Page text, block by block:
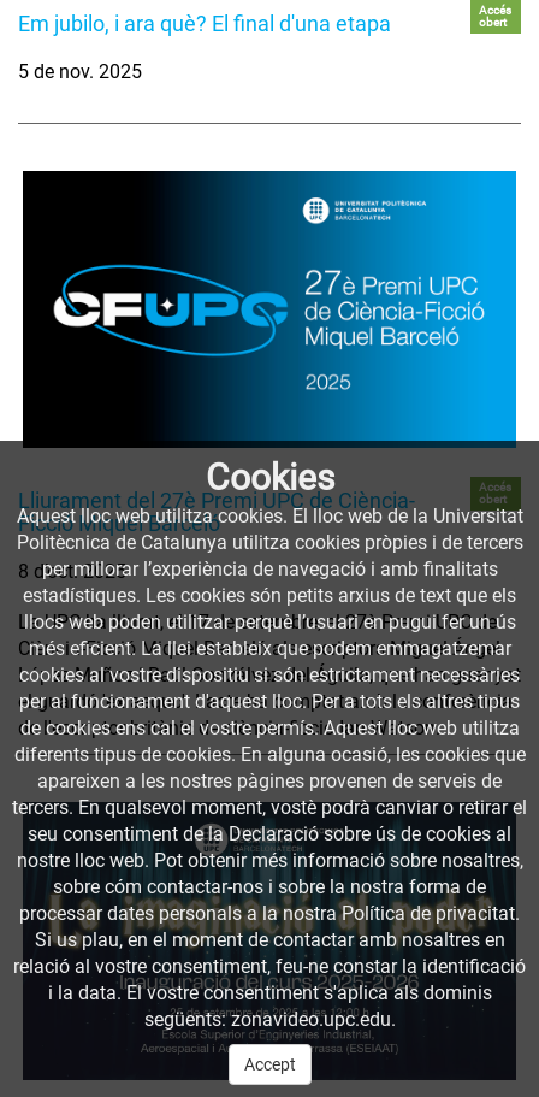
Em jubilo, i ara què? El final d'una etapa
Accés
obert
5 de nov. 2025
Lliurament del 27è Premi UPC de Ciència-
Ficció Miquel Barceló
Accés
obert
8 d’oct. 2025
La UPC ha lliurat, el 17 de setembre, el 27è Premi UPC de
Ciència-Ficció Miquel Barceló als escriptors Miguel Ángel
López Muñoz i Raúl Gonzálvez del Águila, que han guanyat
el guardó 'ex aequo'. L’acte ha comptat amb la conferència
de l'escriptor britànic de ciència-ficció Ian Watson.
Cookies
Aquest lloc web utilitza cookies. El lloc web de la Universitat
Politècnica de Catalunya utilitza cookies pròpies i de tercers
per millorar l’experiència de navegació i amb finalitats
estadístiques. Les cookies són petits arxius de text que els
llocs web poden utilitzar perquè l’usuari en pugui fer un ús
més eficient. La llei estableix que podem emmagatzemar
cookies al vostre dispositiu si són estrictament necessàries
per al funcionament d'aquest lloc. Per a tots els altres tipus
de cookies ens cal el vostre permís. Aquest lloc web utilitza
diferents tipus de cookies. En alguna ocasió, les cookies que
apareixen a les nostres pàgines provenen de serveis de
tercers. En qualsevol moment, vostè podrà canviar o retirar el
seu consentiment de la Declaració sobre ús de cookies al
nostre lloc web. Pot obtenir més informació sobre nosaltres,
sobre cóm contactar-nos i sobre la nostra forma de
processar dates personals a la nostra Política de privacitat.
Si us plau, en el moment de contactar amb nosaltres en
relació al vostre consentiment, feu-ne constar la identificació
i la data. El vostre consentiment s'aplica als dominis
següents: zonavideo.upc.edu.
Accept